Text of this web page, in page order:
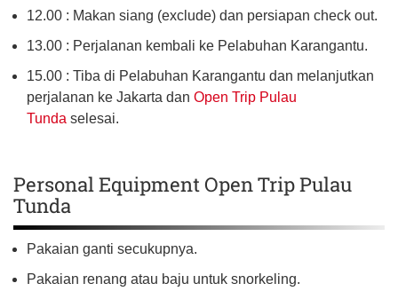
12.00 : Makan siang (exclude) dan persiapan check out.
13.00 : Perjalanan kembali ke Pelabuhan Karangantu.
15.00 : Tiba di Pelabuhan Karangantu dan melanjutkan
perjalanan ke Jakarta dan Open Trip Pulau
Tunda selesai.
Personal Equipment Open Trip Pulau
Tunda
Pakaian ganti secukupnya.
Pakaian renang atau baju untuk snorkeling.